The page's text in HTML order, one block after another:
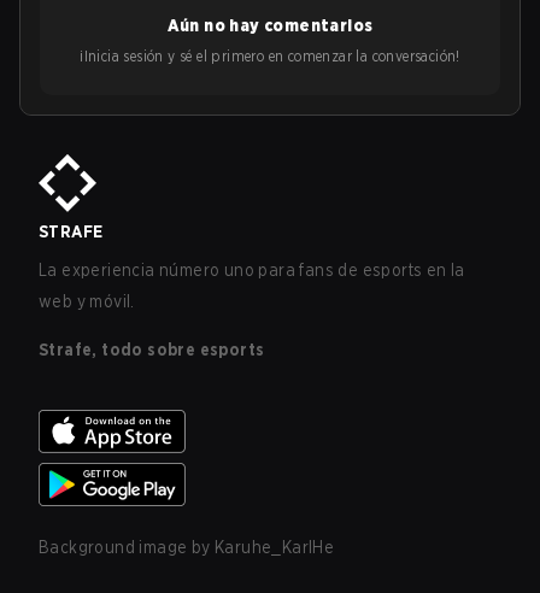
Aún no hay comentarios
¡Inicia sesión y sé el primero en comenzar la conversación!
STRAFE
La experiencia número uno para fans de esports en la
web y móvil.
Strafe, todo sobre esports
Background image by Karuhe_KarlHe